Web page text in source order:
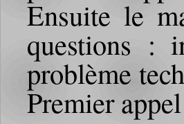
Ensuite le
questions :
problème
Premier